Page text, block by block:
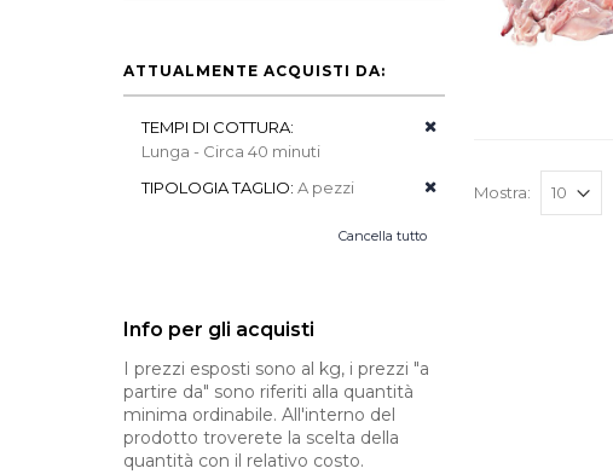
Mostra:
ATTUALMENTE ACQUISTI DA:
TEMPI DI COTTURA:
Lunga - Circa 40 minuti
TIPOLOGIA TAGLIO: A pezzi
Cancella tutto
Info per gli acquisti
I prezzi esposti sono al kg, i prezzi "a
partire da" sono riferiti alla quantità
minima ordinabile. All'interno del
prodotto troverete la scelta della
quantità con il relativo costo.